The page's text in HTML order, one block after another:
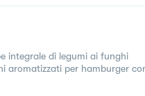
integrale di legumi ai funghi
aromatizzati per hamburger